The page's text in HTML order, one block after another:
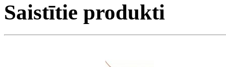
Saistītie produkti